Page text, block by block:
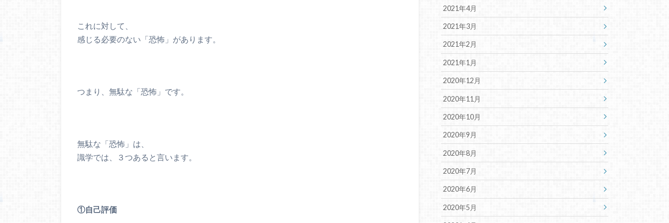
これに対して、
感じる必要のない「恐怖」があります。
つまり、無駄な「恐怖」です。
無駄な「恐怖」は、
識学では、３つあると言います。
①自己評価
2021年4月
2021年3月
2021年2月
2021年1月
2020年12月
2020年11月
2020年10月
2020年9月
2020年8月
2020年7月
2020年6月
2020年5月